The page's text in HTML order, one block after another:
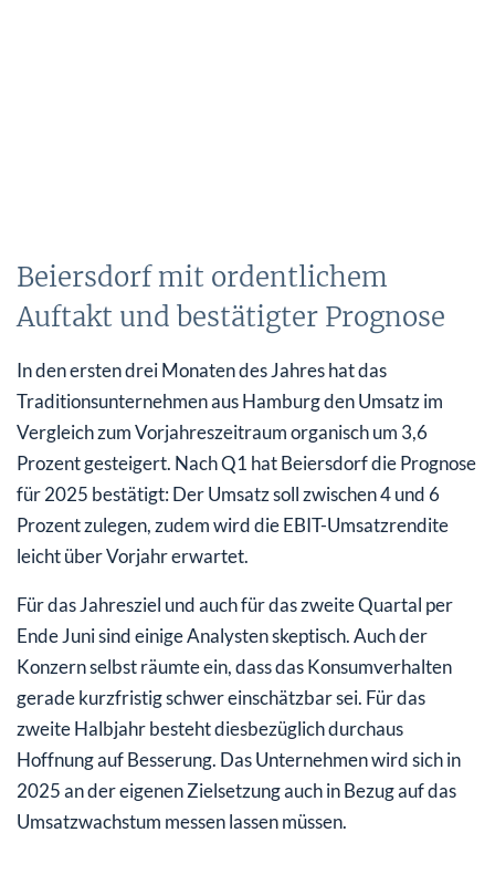
Beiersdorf mit ordentlichem
Auftakt und bestätigter Prognose
In den ersten drei Monaten des Jahres hat das
Traditionsunternehmen aus Hamburg den Umsatz im
Vergleich zum Vorjahreszeitraum organisch um 3,6
Prozent gesteigert. Nach Q1 hat Beiersdorf die Prognose
für 2025 bestätigt: Der Umsatz soll zwischen 4 und 6
Prozent zulegen, zudem wird die EBIT-Umsatzrendite
leicht über Vorjahr erwartet.
Für das Jahresziel und auch für das zweite Quartal per
Ende Juni sind einige Analysten skeptisch. Auch der
Konzern selbst räumte ein, dass das Konsumverhalten
gerade kurzfristig schwer einschätzbar sei. Für das
zweite Halbjahr besteht diesbezüglich durchaus
Hoffnung auf Besserung. Das Unternehmen wird sich in
2025 an der eigenen Zielsetzung auch in Bezug auf das
Umsatzwachstum messen lassen müssen.